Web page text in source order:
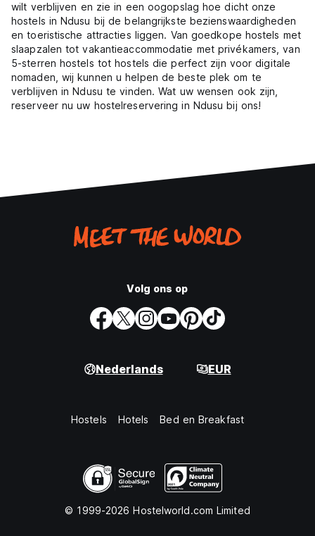
wilt verblijven en zie in een oogopslag hoe dicht onze
hostels in Ndusu bij de belangrijkste bezienswaardigheden
en toeristische attracties liggen. Van goedkope hostels met
slaapzalen tot vakantieaccommodatie met privékamers, van
5-sterren hostels tot hostels die perfect zijn voor digitale
nomaden, wij kunnen u helpen de beste plek om te
verblijven in Ndusu te vinden. Wat uw wensen ook zijn,
reserveer nu uw hostelreservering in Ndusu bij ons!
Volg ons op
Nederlands EUR
Hostels Hotels Bed en Breakfast
© 1999-2026 Hostelworld.com Limited